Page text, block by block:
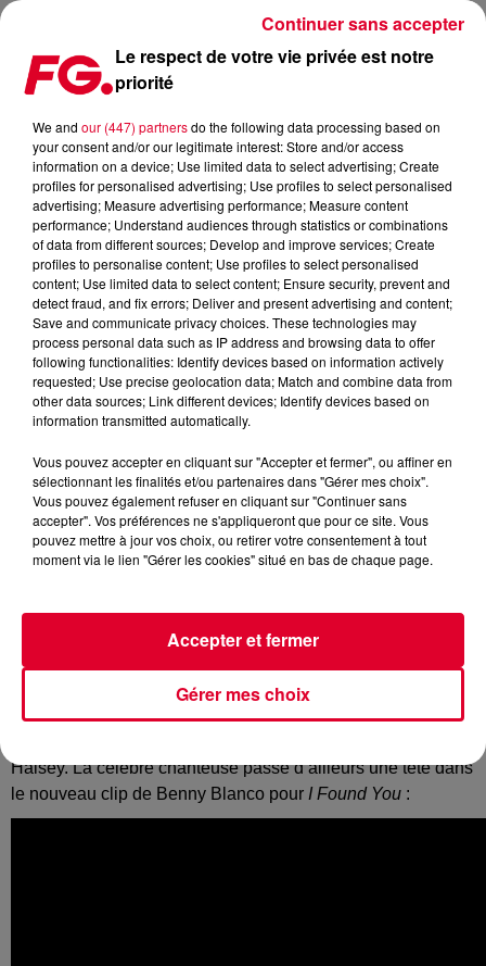
CALVIN HARRIS AVEC BENNY BLANCO POUR I FOUND YOU
Publié : 10 novembre 2018 à 9h05 par La rédaction
On peut dire que les fans de Calvin Harris sont plus que
Promises, l’écossais a très récemment surpris avecun
nouvel EP de deux titres en compagnie de Normani,
chanteuse américaine de Fifth Harmony. A présent, on le
sur le nouveau morceau de Benny Blanco
Found You.Pour le producteur américain, cela fait suite à la
Halsey. La célèbre chanteuse passe d’ailleurs une tête dans
le nouveau clip de Benny Blanco pour I Found You :
Le respect de votre vie privée est notre
priorité
We and our (447) partnersdo the following data processing based on
your consent and/or our legitimate interest: Store and/or access
information on a device; Use limited data to select advertising; Create
profiles for personalised advertising; Use profiles to select personalised
advertising; Measure advertising performance; Measure content
performance; Understand audiences through statistics or combinations
of data from different sources; Develop and improve services; Create
profiles to personalise content; Use profiles to select personalised
content; Use limited data to select content; Ensure security, prevent and
detect fraud, and fix errors; Deliver and present advertising and content;
Save and communicate privacy choices. These technologies may
process personal data such as IP address and browsing data to offer
following functionalities: Identify devices based on information actively
requested; Use precise geolocation data; Match and combine data from
other data sources; Link different devices; Identify devices based on
information transmitted automatically.
Vous pouvez accepter en cliquant sur "Accepter et fermer", ou affiner en
sélectionnant les finalités et/ou partenaires dans "Gérer mes choix".
Vous pouvez également refuser en cliquant sur "Continuer sans
accepter". Vos préférences ne s'appliqueront que pour ce site. Vous
pouvez mettre à jour vos choix, ou retirer votre consentement à tout
moment via le lien "Gérer les cookies" situé en bas de chaque page.
Gérer mes choix
Accepter et fermer
Continuer sans accepter